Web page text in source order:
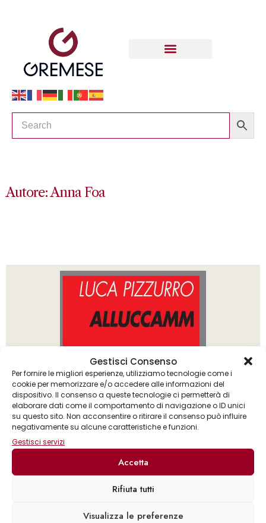
Gestisci Consenso
Per fornire le migliori esperienze, utilizziamo tecnologie come i
cookie per memorizzare e/o accedere alle informazioni del
dispositivo. Il consenso a queste tecnologie ci permetterà di
elaborare dati come il comportamento di navigazione o ID unici
su questo sito. Non acconsentire o ritirare il consenso può influire
negativamente su alcune caratteristiche e funzioni.
Gestisci servizi
Accetta
Rifiuta tutti
Visualizza le preferenze
Autore: Anna Foa
Anna Foa,Vittorio Pavoncello